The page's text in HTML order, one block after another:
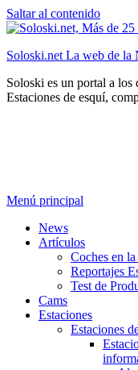
Saltar al contenido
Soloski.net La web de la
Soloski es un portal a
Estaciones de esquí,
Menú principal
News
Artículos
Coches en
Reportajes
Test de
Cams
Estaciones
Estaciones